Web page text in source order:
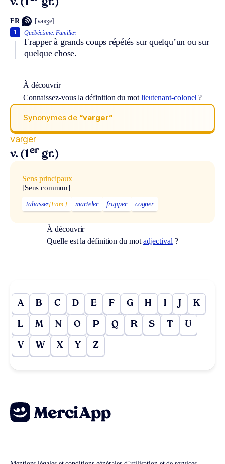
v. (1
gr.)
FR [vaʀʒe]
Québécisme. Familier.
Frapper à grands coups répétés sur quelqu’un ou sur
quelque chose.
1
À découvrir
Connaissez-vous la définition du mot lieutenant-colonel ?
Synonymes de “varger“
varger
v. (1er gr.)
Sens principaux
[Sens commun]
tabasser[Fam.] marteler frapper cogner
À découvrir
Quelle est la définition du mot adjectival ?
A B C D E F G H I J K
L M N O P Q R S T U
V W X Y Z